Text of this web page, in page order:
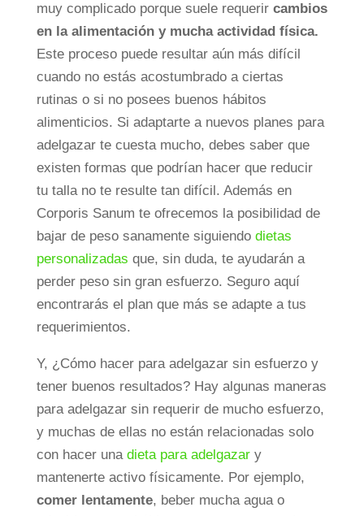
muy complicado porque suele requerir cambios
en la alimentación y mucha actividad física.
Este proceso puede resultar aún más difícil
cuando no estás acostumbrado a ciertas
rutinas o si no posees buenos hábitos
alimenticios. Si adaptarte a nuevos planes para
adelgazar te cuesta mucho, debes saber que
existen formas que podrían hacer que reducir
tu talla no te resulte tan difícil. Además en
Corporis Sanum te ofrecemos la posibilidad de
bajar de peso sanamente siguiendo dietas
personalizadas que, sin duda, te ayudarán a
perder peso sin gran esfuerzo. Seguro aquí
encontrarás el plan que más se adapte a tus
requerimientos.
Y, ¿Cómo hacer para adelgazar sin esfuerzo y
tener buenos resultados? Hay algunas maneras
para adelgazar sin requerir de mucho esfuerzo,
y muchas de ellas no están relacionadas solo
con hacer una dieta para adelgazary
mantenerte activo físicamente. Por ejemplo,
comer lentamente, beber mucha agua o